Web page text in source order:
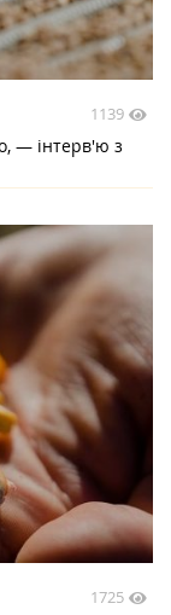
1139
— інтерв'ю з
1725